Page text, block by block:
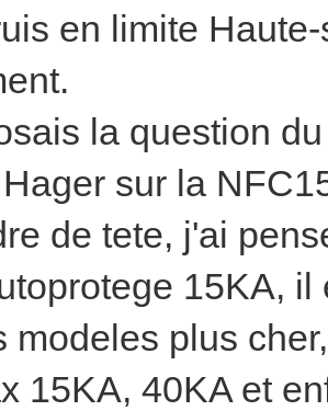
en limite
la question
sur la
de tete, j'ai
15KA,
modeles plus
15KA, 40KA et